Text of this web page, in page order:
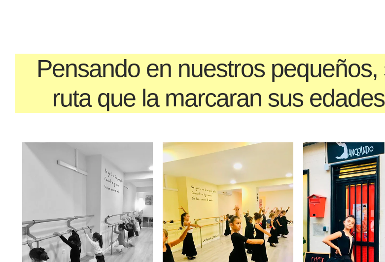
Pensando en nuestros
ruta que la marcaran sus
De 3 a 4 años
Teniendo en cuenta el nivel de
formación de su organismo, la
iniciación a la danza comienza
trabajando la flexibilidad, la
concentración, la capacidad de
esfuerzo físico, el sentido del ritmo…
todo ello mediante clases dinámicas
y divertidas en las que casi sin darse
De 5 a 7
Sus cuerpos han
mucho más autónomos
las correcciones con
entienden la necesidad
físico para cumplir un
Trabajaremos igualmente
flexibilidad y la fuerza
aumentando la dificultad